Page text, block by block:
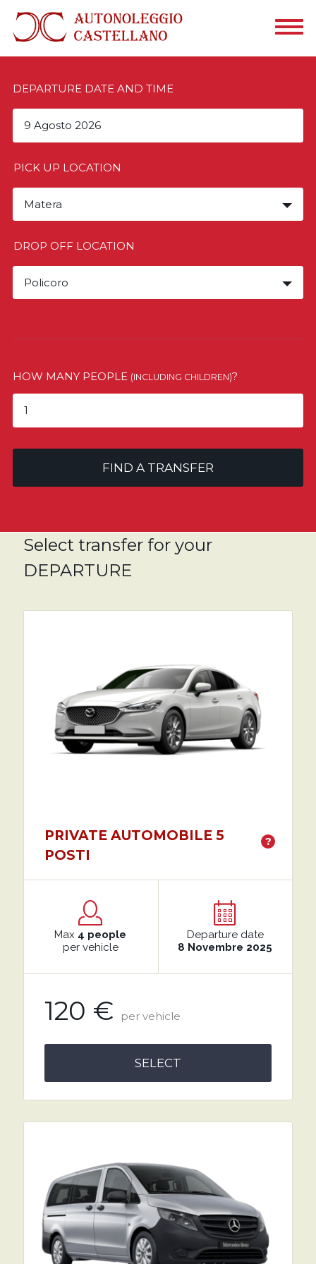
DEPARTURE DATE AND TIME
PICK UP LOCATION
Matera
DROP OFF LOCATION
Policoro
HOW MANY PEOPLE (INCLUDING CHILDREN)?
FIND A TRANSFER
Select transfer for your
DEPARTURE
PRIVATE AUTOMOBILE 5
POSTI
?
Max 4 people
per vehicle
Departure date
8 Novembre 2025
120 € per vehicle
SELECT